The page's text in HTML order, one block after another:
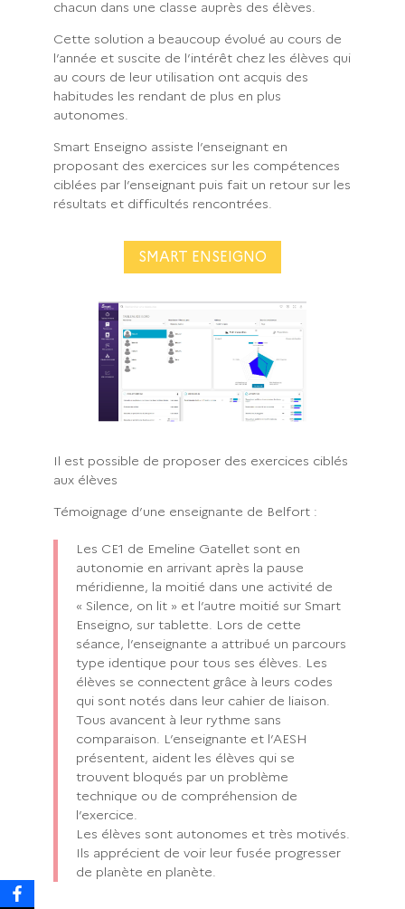
chacun dans une classe auprès des élèves.
Cette solution a beaucoup évolué au cours de
l’année et suscite de l’intérêt chez les élèves qui
au cours de leur utilisation ont acquis des
habitudes les rendant de plus en plus
autonomes.
Smart Enseigno assiste l’enseignant en
proposant des exercices sur les compétences
ciblées par l’enseignant puis fait un retour sur les
résultats et difficultés rencontrées.
SMART ENSEIGNO
Il est possible de proposer des exercices ciblés
aux élèves
Témoignage d’une enseignante de Belfort :
Les CE1 de Emeline Gatellet sont en
autonomie en arrivant après la pause
méridienne, la moitié dans une activité de
« Silence, on lit » et l’autre moitié sur Smart
Enseigno, sur tablette. Lors de cette
séance, l’enseignante a attribué un parcours
type identique pour tous ses élèves. Les
élèves se connectent grâce à leurs codes
qui sont notés dans leur cahier de liaison.
Tous avancent à leur rythme sans
comparaison. L’enseignante et l’AESH
présentent, aident les élèves qui se
trouvent bloqués par un problème
technique ou de compréhension de
l’exercice.
Les élèves sont autonomes et très motivés.
Ils apprécient de voir leur fusée progresser
de planète en planète.